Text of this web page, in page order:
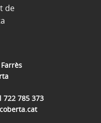
722 785 373
de